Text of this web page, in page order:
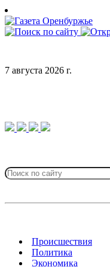
Skip
to
content
7 августа 2026 г.
for:
Происшествия
Политика
Экономика